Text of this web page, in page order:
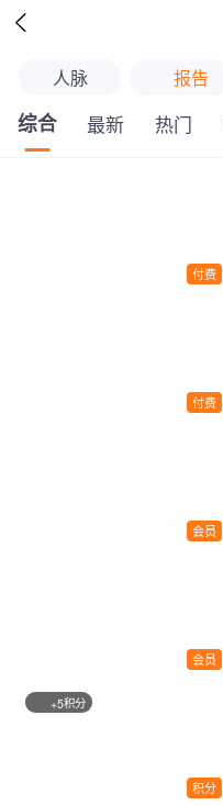

人脉 报告
综合 最新 热门
付费
付费
会员
会员
+5积分
积分